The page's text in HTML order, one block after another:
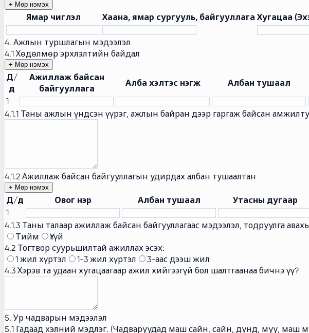
+ Мөр нэмэх
Ямар чиглэл Хаана, ямар сургууль, байгууллага Хугацаа
4. Ажлын туршлагын мэдээлэл
4.1 Хөдөлмөр эрхлэлтийн байдал
+ Мөр нэмэх
Д/
д
Ажиллаж байсан
байгууллага
Алба хэлтэс нэгж Албан тушаал
1
4.1.1 Таны ажлын үндсэн үүрэг, ажлын байран дээр гаргаж байсан
4.1.2 Ажиллаж байсан байгууллагын удирдах албан тушаалтан
+ Мөр нэмэх
Д/д Овог нэр Албан тушаал
Утасны дугаар
1
4.1.3 Таны талаар ажиллаж байсан байгууллагаас мэдээлэл, тодруулга
Тийм
Үгүй
4.2 Тогтвор суурьшилтай ажиллах эсэх:
1 жил хүртэл
1-3 жил хүртэл
3-аас дээш жил
4.3 Хэрэв та удаан хугацаагаар ажил хийгээгүй бол шалтгаанаа бичнэ үү?
5. Ур чадварын мэдээлэл
5.1 Гадаад хэлний мэдлэг. (Чадваруудад маш сайн, сайн, дунд, муу, маш